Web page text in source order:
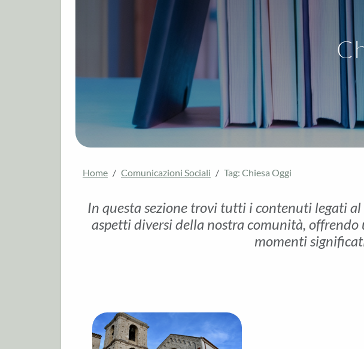
Home Comunicazioni Sociali Tag: Chiesa Oggi
In questa sezione trovi tutti i contenuti legati
aspetti diversi della nostra comunità,
momenti